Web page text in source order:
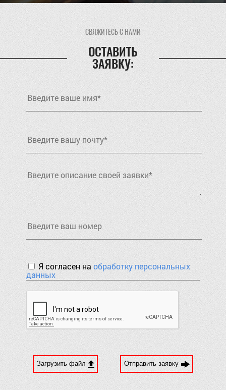
СВЯЖИТЕСЬ С НАМИ
ОСТАВИТЬ
ЗАЯВКУ:
Я согласен наобработку персональных
данных
Загрузить файл Отправить заявку